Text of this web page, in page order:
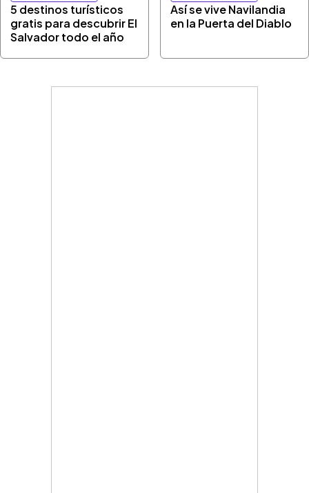
5 destinos turísticos
gratis para descubrir El
Salvador todo el año
Así se vive Navilandia
en la Puerta del Diablo